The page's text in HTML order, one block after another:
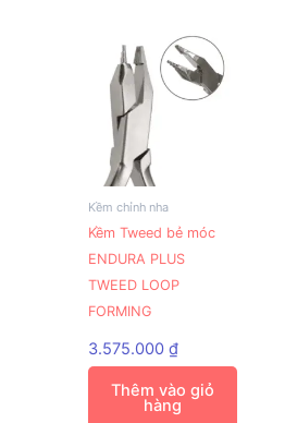
Kềm chỉnh nha
Kềm Tweed bẻ móc
ENDURA PLUS
TWEED LOOP
FORMING
3.575.000₫
Thêm vào giỏ
hàng